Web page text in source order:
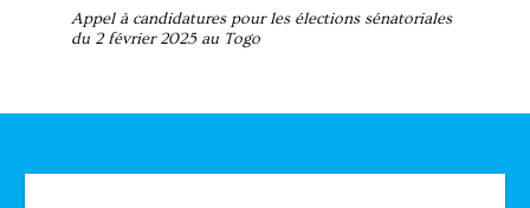
Appel à candidatures pour les élections sénatoriales
du 2 février 2025 au Togo